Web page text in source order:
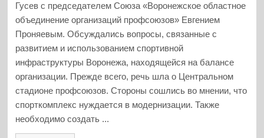
Гусев с председателем Союза «Воронежское областное
объединение организаций профсоюзов» Евгением
Проняевым. Обсуждались вопросы, связанные с
развитием и использованием спортивной
инфраструктуры Воронежа, находящейся на балансе
организации. Прежде всего, речь шла о Центральном
стадионе профсоюзов. Стороны сошлись во мнении, что
спорткомплекс нуждается в модернизации. Также
необходимо создать ...